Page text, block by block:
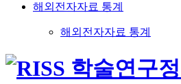
해외전자자료 통계
해외전자자료 통계